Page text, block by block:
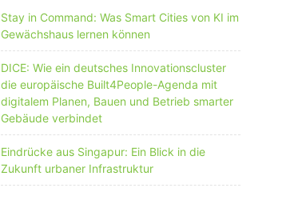
Stay in Command: Was Smart Cities von KI im
Gewächshaus lernen können
DICE: Wie ein deutsches Innovationscluster
die europäische Built4People-Agenda mit
digitalem Planen, Bauen und Betrieb smarter
Gebäude verbindet
Eindrücke aus Singapur: Ein Blick in die
Zukunft urbaner Infrastruktur